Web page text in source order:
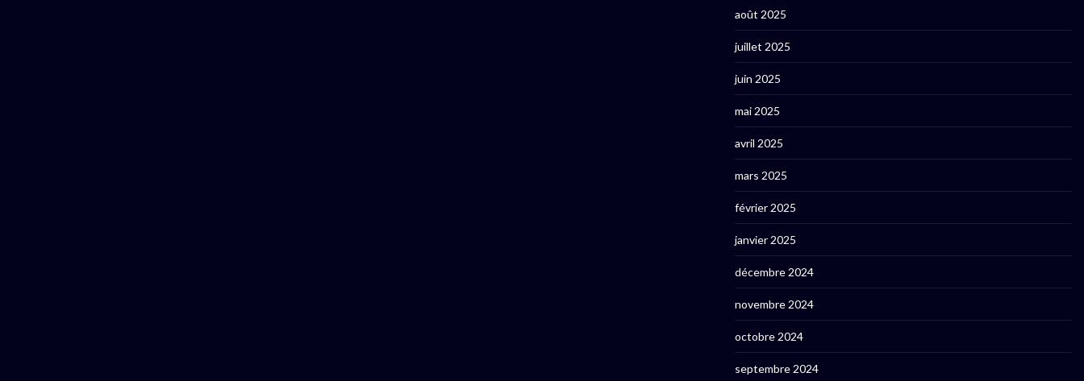
août 2025
juillet 2025
juin 2025
mai 2025
avril 2025
mars 2025
février 2025
janvier 2025
décembre 2024
novembre 2024
octobre 2024
septembre 2024